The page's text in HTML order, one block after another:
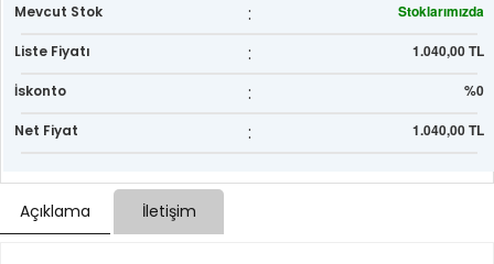
Mevcut Stok : Stoklarımızda
Liste Fiyatı : 1.040,00 TL
İskonto : %0
Net Fiyat : 1.040,00 TL
Açıklama İletişim